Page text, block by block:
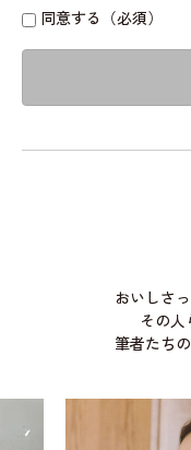
同意する（必須）
おいしさ
その
筆者たち